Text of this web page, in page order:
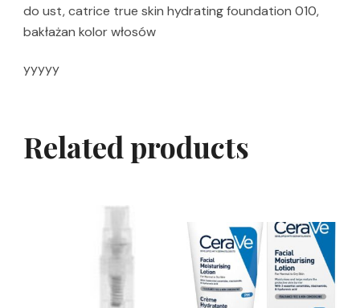
do ust, catrice true skin hydrating foundation 010,
bakłażan kolor włosów
yyyyy
Related products